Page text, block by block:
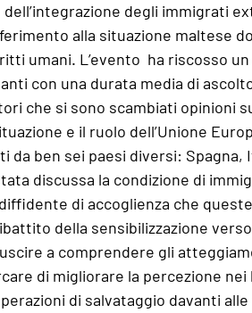
degli immigrati
alla situazione maltese
umani. L’evento  ha riscosso
con una durata media di
che si sono scambiati opinioni
e il ruolo dell’Unione
ben sei paesi diversi: Spagna,
discussa la condizione di
di accoglienza che
della sensibilizzazione verso
a comprendere gli
di migliorare la percezione
di salvataggio davanti